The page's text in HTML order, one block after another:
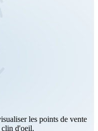
les points de vente
d'oeil.